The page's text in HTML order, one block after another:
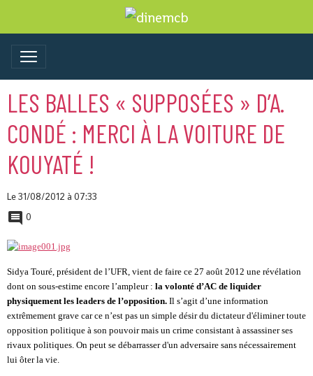
LES BALLES « SUPPOSÉES » D’A.
CONDÉ : MERCI À LA VOITURE DE
KOUYATÉ !
Le 31/08/2012 à 07:33
0
Sidya Touré, président de l’UFR, vient de faire ce 27 août 2012 une révélation
dont on sous-estime encore l’ampleur : la volonté d’AC de liquider
physiquement les leaders de l’opposition. Il s’agit d’une information
extrêmement grave car ce n’est pas un simple désir du dictateur d'éliminer toute
opposition politique à son pouvoir mais un crime consistant à assassiner ses
rivaux politiques. On peut se débarrasser d'un adversaire sans nécessairement
lui ôter la vie.